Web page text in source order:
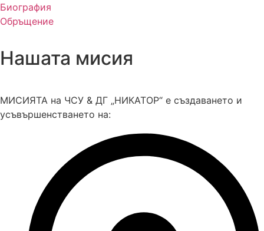
Биография
Обръщение
Нашата мисия
МИСИЯТА на ЧСУ & ДГ „НИКАТОР“ е създаването и
усъвършенстването на: